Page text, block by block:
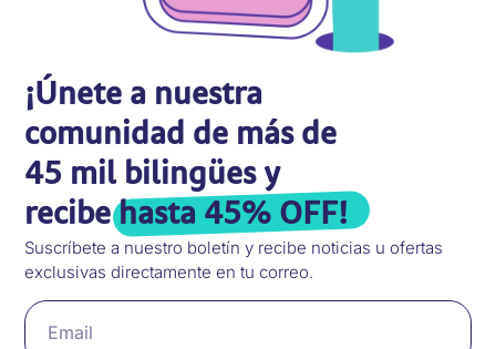
¡Únete a nuestra
comunidad de más de
45 mil bilingües y
recibehasta 45% OFF!
Suscríbete a nuestro boletín y recibe noticias u ofertas
exclusivas directamente en tu correo.